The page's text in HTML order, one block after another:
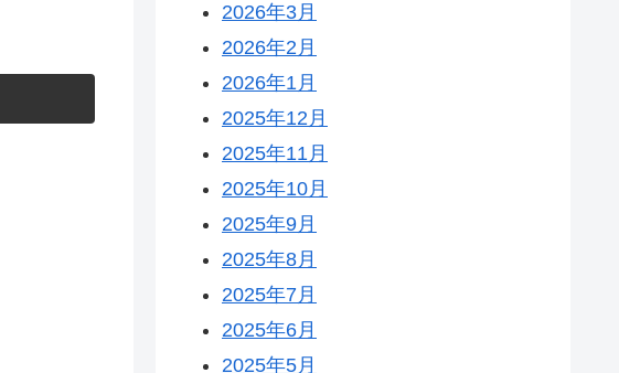
2026年3月
2026年2月
2026年1月
2025年12月
2025年11月
2025年10月
2025年9月
2025年8月
2025年7月
2025年6月
2025年5月